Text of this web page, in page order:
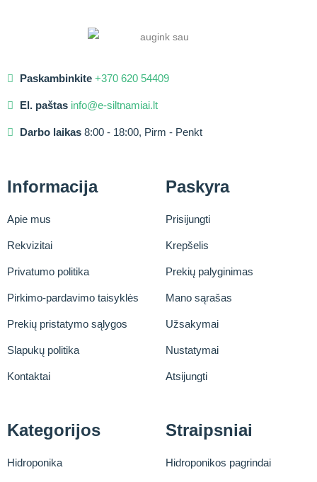
Paskambinkite +370 620 54409
El. paštas info@e-siltnamiai.lt
Darbo laikas 8:00 - 18:00, Pirm - Penkt
Informacija
Apie mus
Rekvizitai
Privatumo politika
Pirkimo-pardavimo taisyklės
Prekių pristatymo sąlygos
Slapukų politika
Kontaktai
Paskyra
Prisijungti
Krepšelis
Prekių palyginimas
Mano sąrašas
Užsakymai
Nustatymai
Atsijungti
Kategorijos
Hidroponika
Straipsniai
Hidroponikos pagrindai